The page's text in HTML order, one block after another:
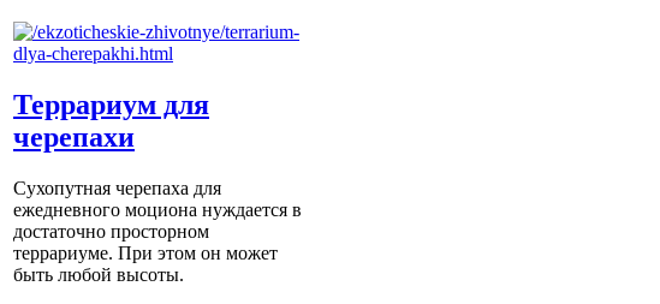
Террариум для
черепахи
Сухопутная черепаха для
ежедневного моциона нуждается в
достаточно просторном
террариуме. При этом он может
быть любой высоты.